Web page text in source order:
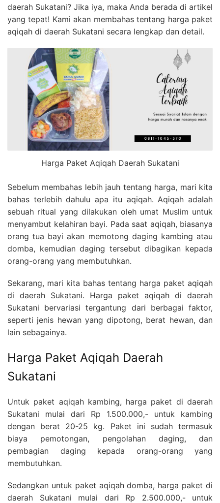
daerah Sukatani? Jika iya, maka Anda berada di artikel
yang tepat! Kami akan membahas tentang harga paket
aqiqah di daerah Sukatani secara lengkap dan detail.
Harga Paket Aqiqah Daerah Sukatani
Sebelum membahas lebih jauh tentang harga, mari kita
bahas terlebih dahulu apa itu aqiqah. Aqiqah adalah
sebuah ritual yang dilakukan oleh umat Muslim untuk
menyambut kelahiran bayi. Pada saat aqiqah, biasanya
orang tua bayi akan memotong daging kambing atau
domba, kemudian daging tersebut dibagikan kepada
orang-orang yang membutuhkan.
Sekarang, mari kita bahas tentang harga paket aqiqah
di daerah Sukatani. Harga paket aqiqah di daerah
Sukatani bervariasi tergantung dari berbagai faktor,
seperti jenis hewan yang dipotong, berat hewan, dan
lain sebagainya.
Harga Paket Aqiqah Daerah
Sukatani
Untuk paket aqiqah kambing, harga paket di daerah
Sukatani mulai dari Rp 1.500.000,- untuk kambing
dengan berat 20-25 kg. Paket ini sudah termasuk
biaya pemotongan, pengolahan daging, dan
pembagian daging kepada orang-orang yang
membutuhkan.
Sedangkan untuk paket aqiqah domba, harga paket di
daerah Sukatani mulai dari Rp 2.500.000,- untuk